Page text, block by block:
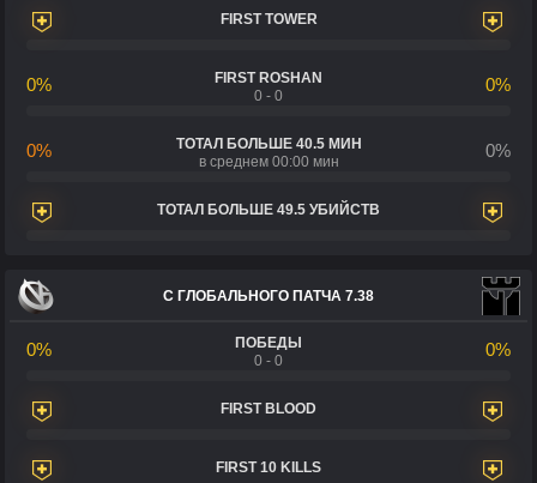
FIRST TOWER
0%
FIRST ROSHAN
0 - 0
0%
0%
ТОТАЛ БОЛЬШЕ 40.5 МИН
в среднем 00:00 мин
0%
ТОТАЛ БОЛЬШЕ 49.5 УБИЙСТВ
С ГЛОБАЛЬНОГО ПАТЧА 7.38
0%
ПОБЕДЫ
0 - 0
0%
FIRST BLOOD
FIRST 10 KILLS